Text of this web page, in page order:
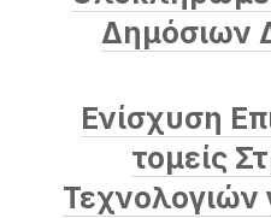
Δημόσιων
Ενίσχυση
τομείς
Τεχνολογιών
ΠΡΟΗΓΟΎΜΕΝΟ